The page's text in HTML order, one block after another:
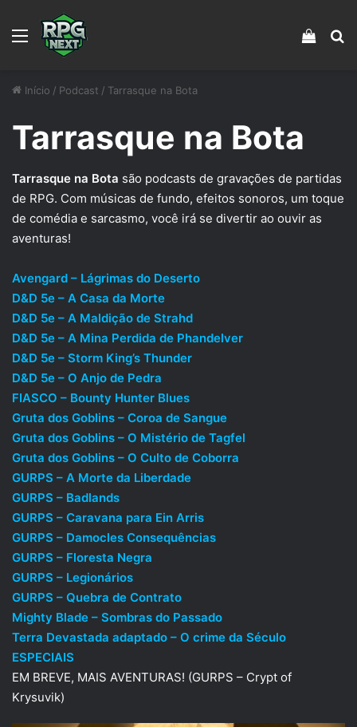
Menu Veja
Início / Podcast / Tarrasque na Bota
Tarrasque na Bota
Tarrasque na Bota são podcasts de gravações de partidas
de RPG. Com músicas de fundo, efeitos sonoros, um toque
de comédia e sarcasmo, você irá se divertir ao ouvir as
aventuras!
Avengard – Lágrimas do Deserto
D&D 5e – A Casa da Morte
D&D 5e – A Maldição de Strahd
D&D 5e – A Mina Perdida de Phandelver
D&D 5e – Storm King’s Thunder
D&D 5e – O Anjo de Pedra
FIASCO – Bounty Hunter Blues
Gruta dos Goblins – Coroa de Sangue
Gruta dos Goblins – O Mistério de Tagfel
Gruta dos Goblins – O Culto de Coborra
GURPS – A Morte da Liberdade
GURPS – Badlands
GURPS – Caravana para Ein Arris
GURPS – Damocles Consequências
GURPS – Floresta Negra
GURPS – Legionários
GURPS – Quebra de Contrato
Mighty Blade – Sombras do Passado
Terra Devastada adaptado – O crime da Século
ESPECIAIS
EM BREVE, MAIS AVENTURAS! (GURPS – Crypt of
Krysuvik)